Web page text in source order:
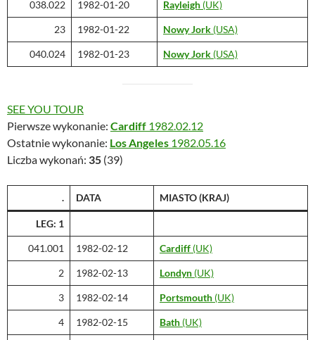
038.022 1982-01-20 Rayleigh (UK)
23 1982-01-22 Nowy Jork (USA)
040.024 1982-01-23 Nowy Jork (USA)
SEE YOU TOUR
Pierwsze wykonanie: Cardiff 1982.02.12
Ostatnie wykonanie: Los Angeles 1982.05.16
Liczba wykonań: 35 (39)
. DATA MIASTO(KRAJ)
LEG: 1
041.001 1982-02-12 Cardiff (UK)
2 1982-02-13 Londyn (UK)
3 1982-02-14 Portsmouth (UK)
4 1982-02-15 Bath (UK)